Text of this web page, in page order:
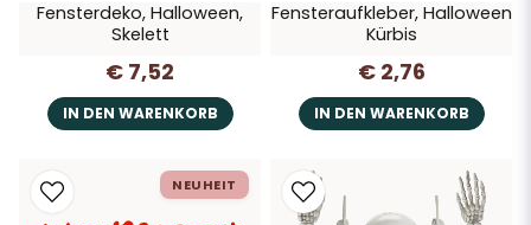
Fensterdeko, Halloween,
Skelett
€ 7,52
IN DEN WARENKORB
Fensteraufkleber, Halloween
Kürbis
€ 2,76
IN DEN WARENKORB
NEUHEIT